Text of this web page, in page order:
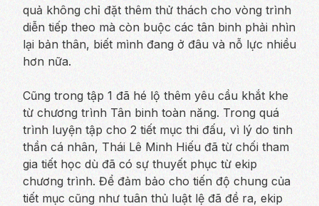
quả không chỉ đặt thêm thử thách cho vòng trình
diễn tiếp theo mà còn buộc các tân binh phải nhìn
lại bản thân, biết mình đang ở đâu và nỗ lực nhiều
hơn nữa.
Cũng trong tập 1 đã hé lộ thêm yêu cầu khắt khe
từ chương trình Tân binh toàn năng. Trong quá
trình luyện tập cho 2 tiết mục thi đấu, vì lý do tinh
thần cá nhân, Thái Lê Minh Hiếu đã từ chối tham
gia tiết học dù đã có sự thuyết phục từ ekip
chương trình. Để đảm bảo cho tiến độ chung của
tiết mục cũng như tuân thủ luật lệ đã đề ra, ekip